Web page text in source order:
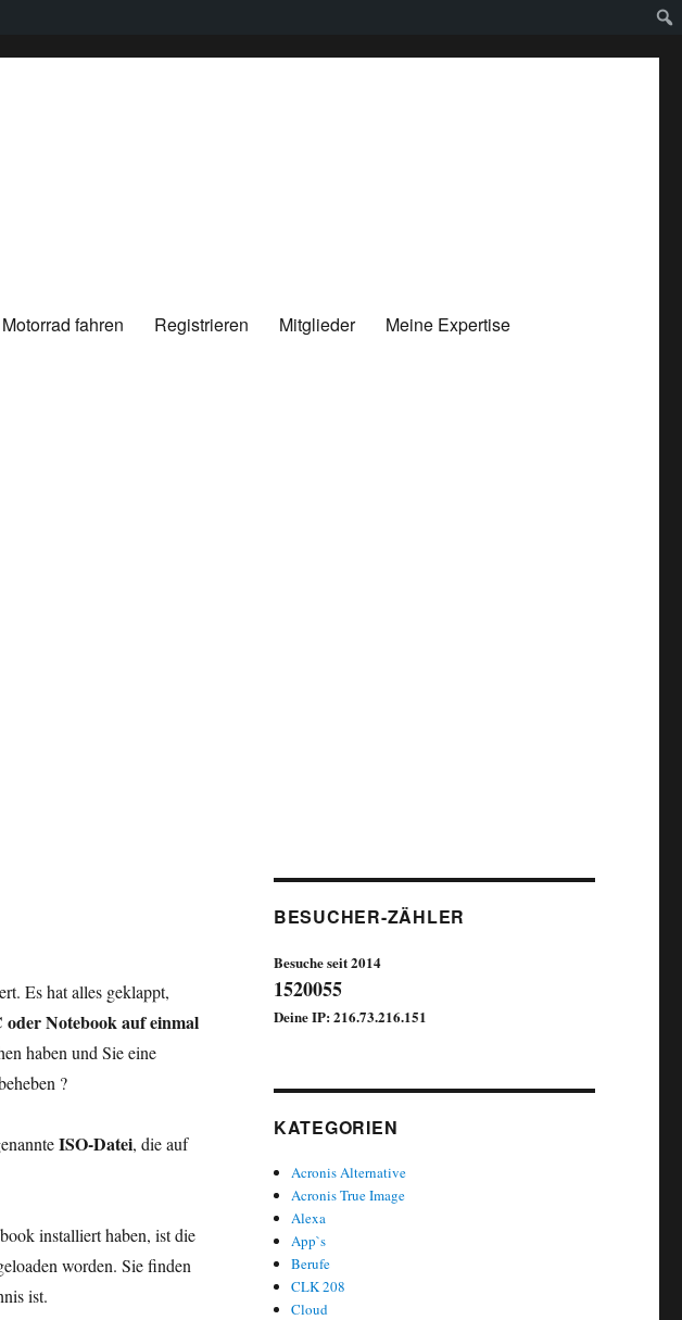
Motorrad fahren Registrieren Mitglieder
Meine Expertise
Es hat alles geklappt,
Notebook auf einmal
haben und Sie eine
?
ISO-Datei, die auf
installiert haben, ist die
worden. Sie finden
ist.
BESUCHER-ZÄHLER
Besuche seit 2014
1520055
Deine IP: 216.73.216.151
KATEGORIEN
Acronis Alternative
Acronis True Image
Alexa
App`s
Berufe
CLK 208
Cloud